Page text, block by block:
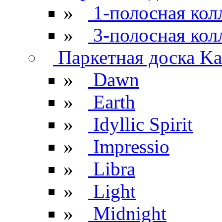
»
1-полосная
»
3-полосная
Паркетная доска
»
Dawn
»
Earth
»
Idyllic Spirit
»
Impressio
»
Libra
»
Light
»
Midnight